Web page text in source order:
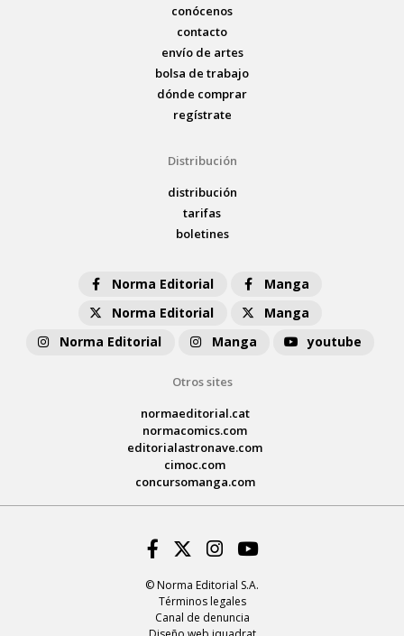
conócenos
contacto
envío de artes
bolsa de trabajo
dónde comprar
regístrate
Distribución
distribución
tarifas
boletines
Norma Editorial
Manga
Norma Editorial
Manga
Norma Editorial
Manga youtube
Otros sites
normaeditorial.cat
normacomics.com
editorialastronave.com
cimoc.com
concursomanga.com
© Norma Editorial S.A.
Términos legales
Canal de denuncia
Facebook
Twitter
Instagram
Youtube